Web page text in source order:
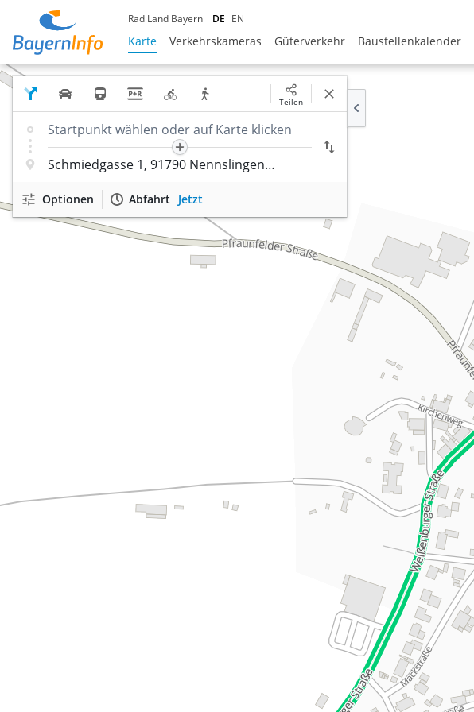
Karte Verkehrskameras Güterverkehr Baustellenkalender
RadlLand Bayern DE EN
Teilen
Optionen Abfahrt Jetzt